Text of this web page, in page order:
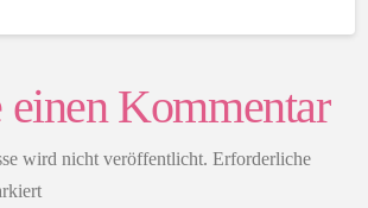
einen Kommentar
wird nicht veröffentlicht. Erforderliche